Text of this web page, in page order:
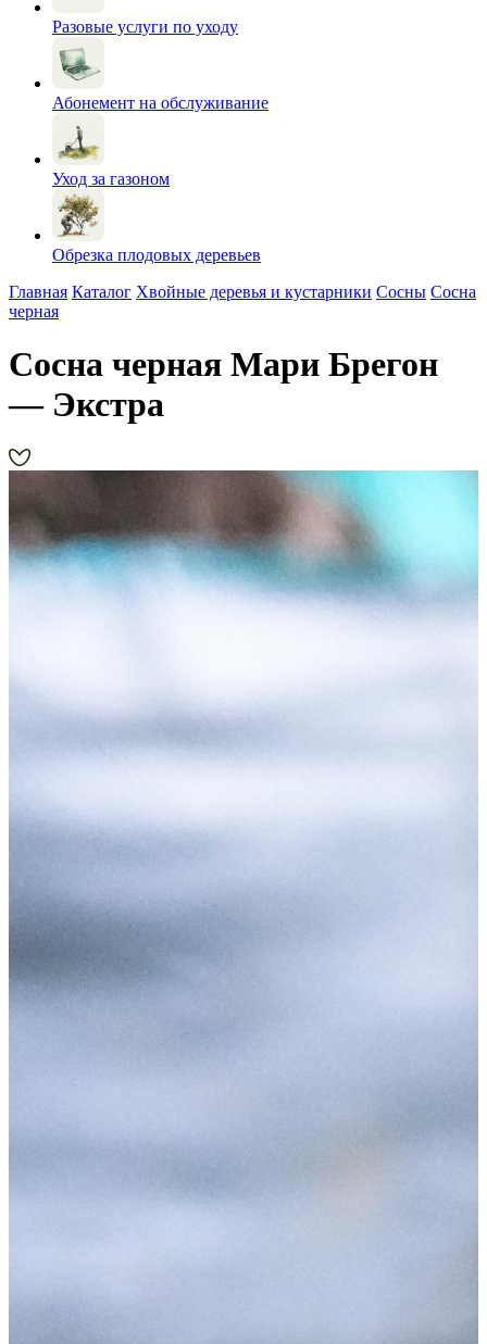
Разовые услуги по уходу
Абонемент на обслуживание
Уход за газоном
Обрезка плодовых деревьев
Главная Каталог Хвойные деревья и кустарники Сосны Сосна
черная
Сосна черная Мари Брегон
— Экстра